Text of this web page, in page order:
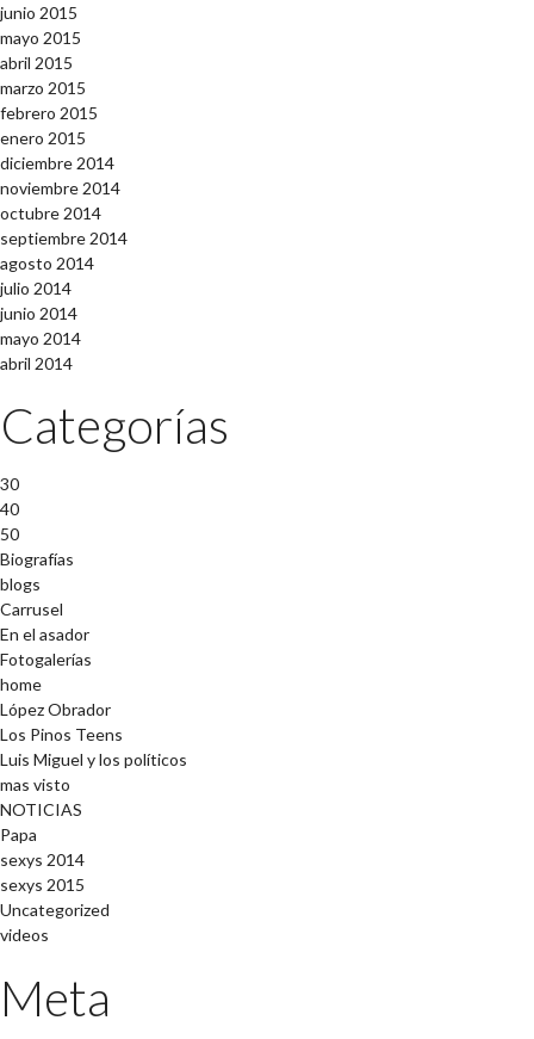
junio 2015
mayo 2015
abril 2015
marzo 2015
febrero 2015
enero 2015
diciembre 2014
noviembre 2014
octubre 2014
septiembre 2014
agosto 2014
julio 2014
junio 2014
mayo 2014
abril 2014
Categorías
30
40
50
Biografías
blogs
Carrusel
En el asador
Fotogalerías
home
López Obrador
Los Pinos Teens
Luis Miguel y los políticos
mas visto
NOTICIAS
Papa
sexys 2014
sexys 2015
Uncategorized
videos
Meta